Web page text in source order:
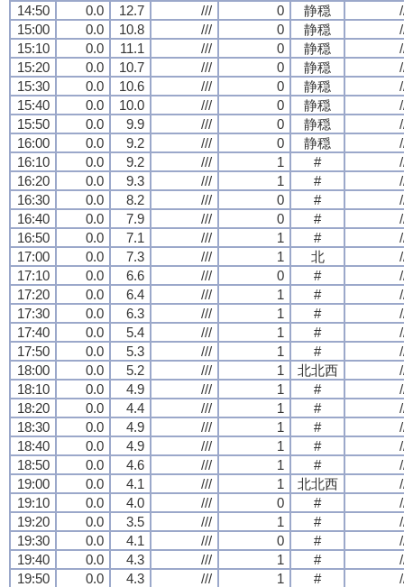
14:50 0.0 12.7 /// 0 静穏
15:00
0.0 10.8 /// 0 静穏
15:10
0.0 11.1 /// 0 静穏
15:20
0.0 10.7 /// 0 静穏
15:30
0.0 10.6 /// 0 静穏
15:40
0.0 10.0 /// 0 静穏
15:50
0.0 9.9 /// 0 静穏
16:00
0.0 9.2 /// 0 静穏
16:10
0.0 9.2 /// 1 #
16:20
0.0 9.3 /// 1 #
16:30
0.0 8.2 /// 0 #
16:40
0.0 7.9 /// 0 #
16:50
0.0 7.1 /// 1 #
17:00
0.0 7.3 /// 1 北
17:10
0.0 6.6 /// 0 #
17:20
0.0 6.4 /// 1 #
17:30
0.0 6.3 /// 1 #
17:40
0.0 5.4 /// 1 #
17:50
0.0 5.3 /// 1 #
18:00
0.0 5.2 /// 1 北北西
18:10
0.0 4.9 /// 1 #
18:20
0.0 4.4 /// 1 #
18:30
0.0 4.9 /// 1 #
18:40
0.0 4.9 /// 1 #
18:50
0.0 4.6 /// 1 #
19:00
0.0 4.1 /// 1 北北西
19:10
0.0 4.0 /// 0 #
19:20
0.0 3.5 /// 1 #
19:30
0.0 4.1 /// 0 #
19:40
0.0 4.3 /// 1 #
19:50
0.0 4.3 /// 1 #